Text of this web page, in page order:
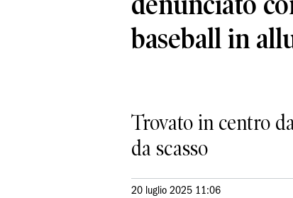
baseball in
Trovato in centro
da scasso
20 luglio 2025 11:06